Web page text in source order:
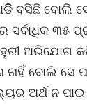
ବସିଛି ବୋଲି
୩୫
ଅଭିଯୋଗ
ନାହିଁ ବୋଲି ସେ
ଅର୍ଥ ନ